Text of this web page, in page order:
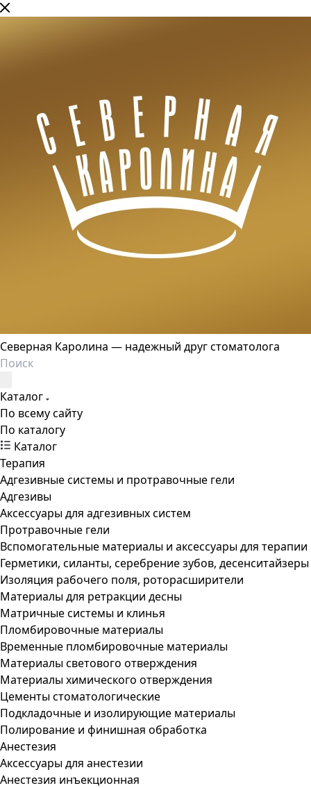
Северная Каролина — надежный друг стоматолога
Каталог
По всему сайту
По каталогу
Каталог
Терапия
Адгезивные системы и протравочные гели
Адгезивы
Аксессуары для адгезивных систем
Протравочные гели
Вспомогательные материалы и аксессуары для терапии
Герметики, силанты, серебрение зубов, десенситайзеры
Изоляция рабочего поля, роторасширители
Материалы для ретракции десны
Матричные системы и клинья
Пломбировочные материалы
Временные пломбировочные материалы
Материалы светового отверждения
Материалы химического отверждения
Цементы стоматологические
Подкладочные и изолирующие материалы
Полирование и финишная обработка
Анестезия
Аксессуары для анестезии
Анестезия инъекционная